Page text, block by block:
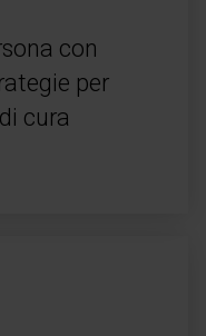
con
per
cura